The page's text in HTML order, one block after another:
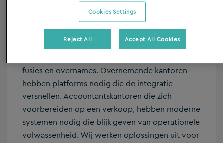
De technologiestack (lees: de mix van alle
software, programmeertalen, frameworks,
databases, tools en infrastructuur) in jouw
fusies en overnames. Overnemende kantoren
hebben platforms nodig die de integratie
versnellen. Accountantskantoren die zich
voorbereiden op een verkoop, hebben moderne
systemen nodig die blijk geven van operationele
volwassenheid. Wij werken oplossingen uit voor
Cookies Settings
Reject All Accept All Cookies